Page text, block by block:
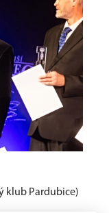
klub Pardubice)